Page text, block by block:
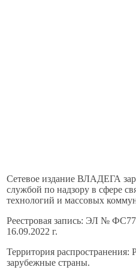
Сетевое издание ВЛАДЕГА
службой по надзору в сфере
технологий и массовых
Реестровая запись: ЭЛ №
16.09.2022 г.
Территория распространения:
зарубежные страны.